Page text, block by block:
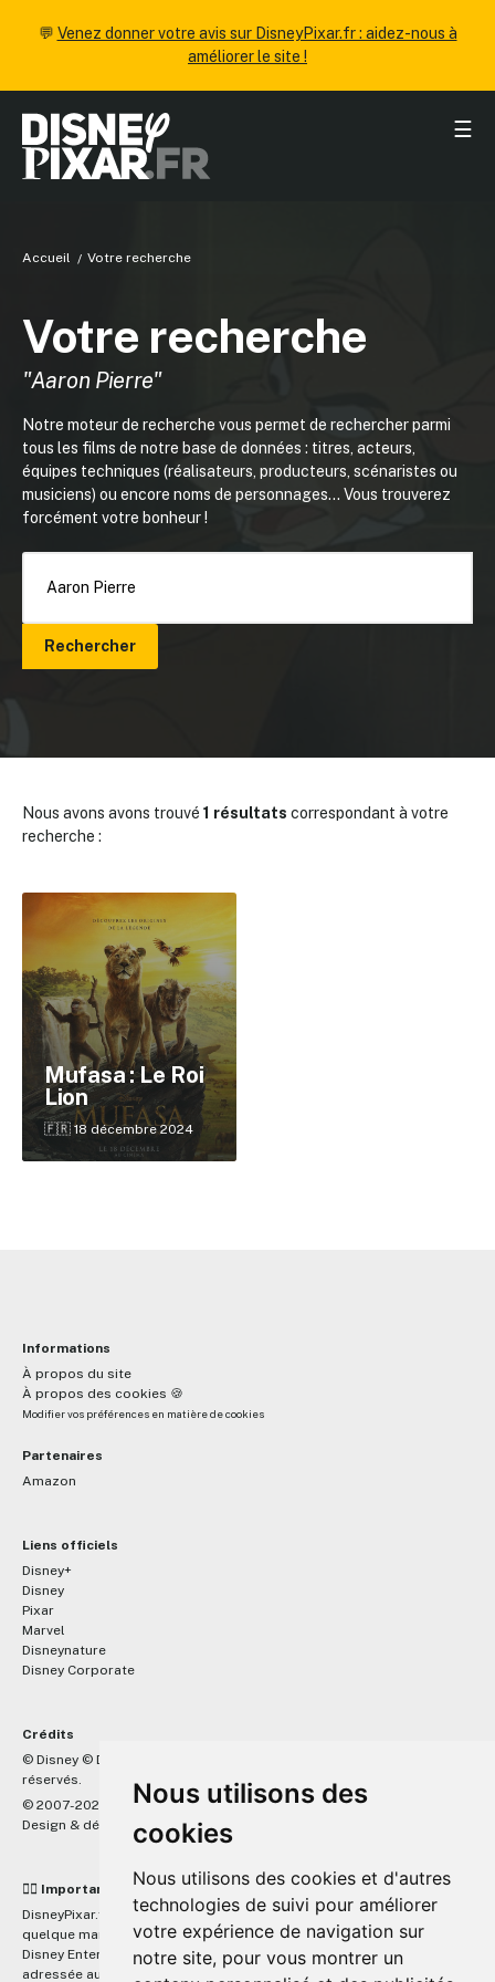
Nous utilisons des
cookies
Nous utilisons des cookies et d'autres
technologies de suivi pour améliorer
votre expérience de navigation sur
notre site, pour vous montrer un
💬 Venez donner votre avis sur DisneyPixar.fr : aidez-nous à
améliorer le site !
☰
Accueil Votre recherche
Votre recherche
"Aaron Pierre"
Notre moteur de recherche vous permet de rechercher parmi
tous les films de notre base de données : titres, acteurs,
équipes techniques (réalisateurs, producteurs, scénaristes ou
musiciens) ou encore noms de personnages... Vous trouverez
forcément votre bonheur !
Rechercher
Nous avons avons trouvé 1 résultats correspondant à votre
recherche :
Mufasa : Le Roi
Lion
🇫🇷 18 décembre 2024
Informations
À propos du site
À propos des cookies 🍪
Modifier vos préférences en matière de cookies
Partenaires
Amazon
Liens officiels
Disney+
Disney
Pixar
Marvel
Disneynature
Disney Corporate
Crédits
© Disney © Disney/Pixar © &
réservés.
© 2007-2026 DisneyPixar.fr
Design & développement :
MonsieurPaul
☝🏼 Important
DisneyPixar.fr est un site indépendant et n'est en aucun cas lié de
quelque manière que ce soit avec The Walt Disney Company, Pixar,
Disney Enterprises, Inc ou leurs dérivés ou associés. Toute demande
adressée aux studios Disney ou Pixar sera ignorée. Merci de votre
✕